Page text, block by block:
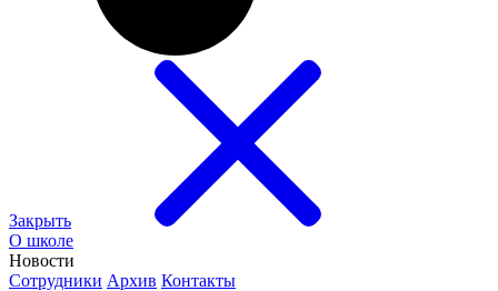
Закрыть
О школе
Новости
Сотрудники Архив Контакты